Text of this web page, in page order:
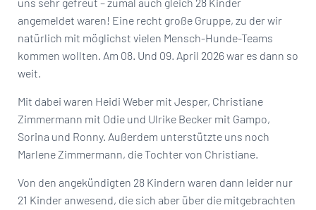
angemeldet waren! Eine recht große Gruppe, zu der wir
natürlich mit möglichst vielen Mensch-Hunde-Teams
kommen wollten. Am 08. Und 09. April 2026 war es dann so
weit.
Mit dabei waren Heidi Weber mit Jesper, Christiane
Zimmermann mit Odie und Ulrike Becker mit Gampo,
Sorina und Ronny. Außerdem unterstützte uns noch
Marlene Zimmermann, die Tochter von Christiane.
Von den angekündigten 28 Kindern waren dann leider nur
21 Kinder anwesend, die sich aber über die mitgebrachten